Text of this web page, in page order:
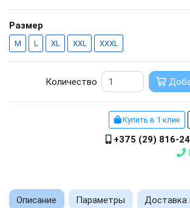
Размер
M L XL XXL XXXL
Количество
Купить в 1 клик
+375 (29) 816-
Описание Параметры Доставка